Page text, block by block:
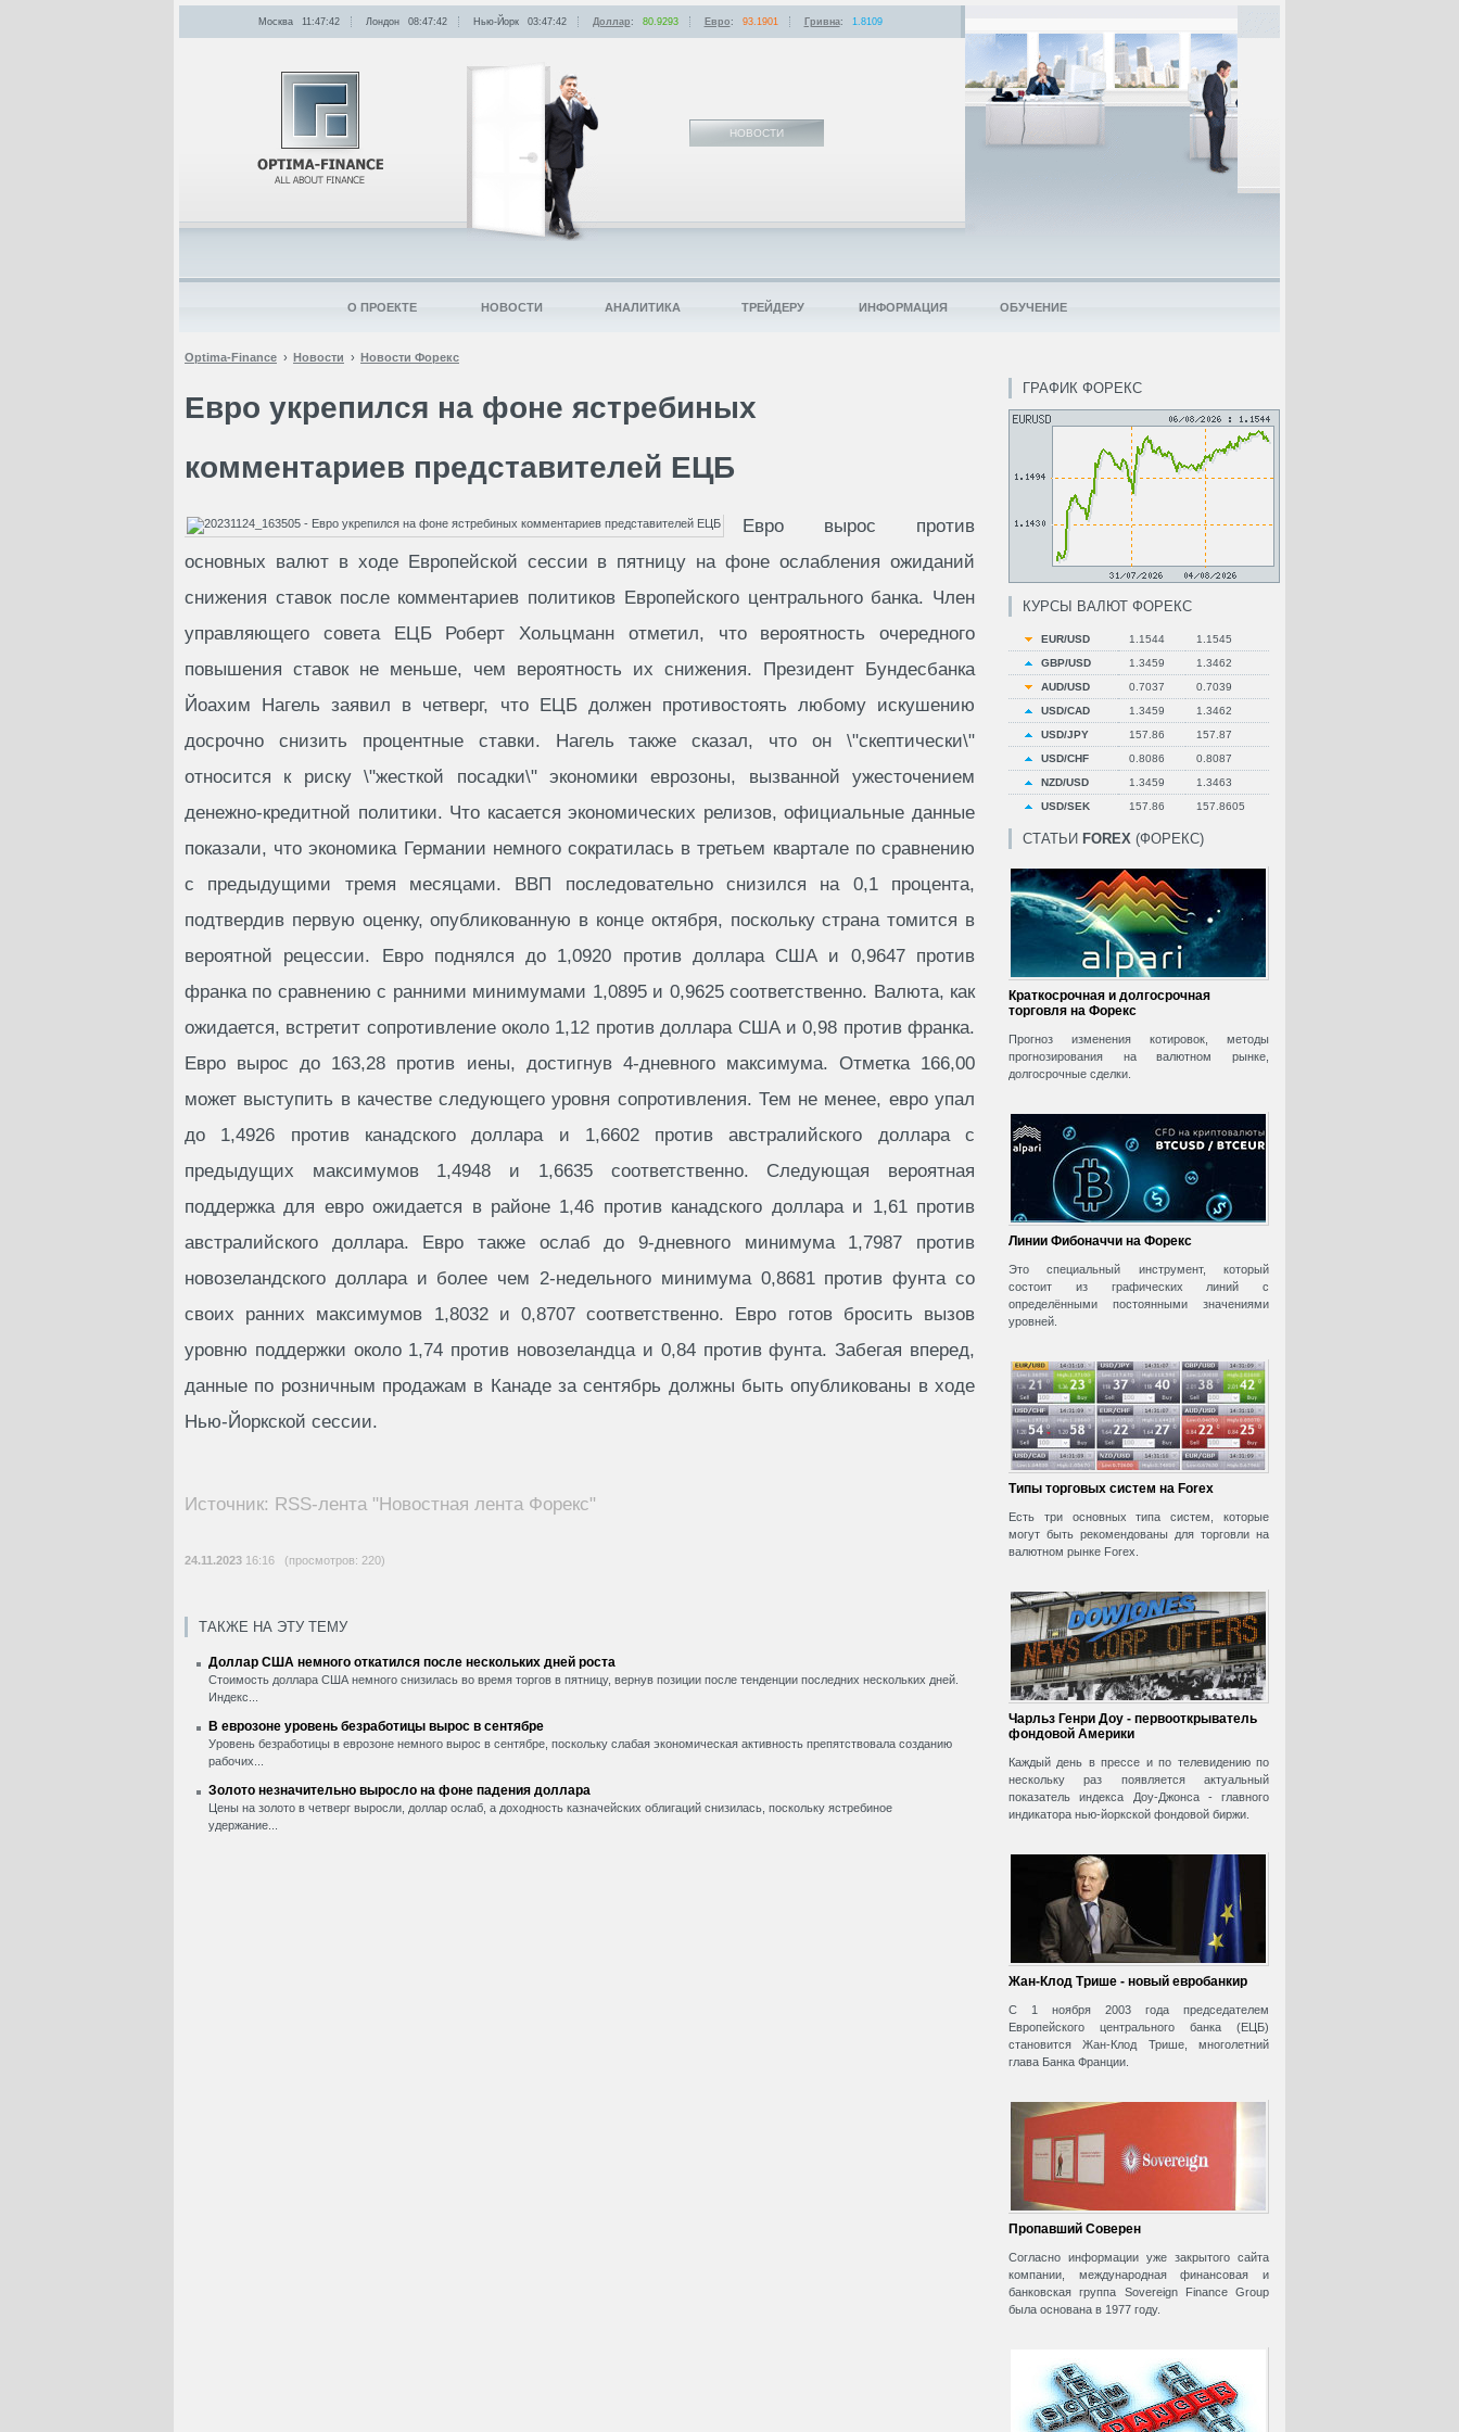
Optima-Finance Новости Новости Форекс
Евро укрепился на фоне ястребиных
комментариев представителей ЕЦБ
Евро вырос против
основных валют в ходе Европейской сессии в пятницу на фоне ослабления ожиданий
снижения ставок после комментариев политиков Европейского центрального банка. Член
управляющего совета ЕЦБ Роберт Хольцманн отметил, что вероятность очередного
повышения ставок не меньше, чем вероятность их снижения. Президент Бундесбанка
Йоахим Нагель заявил в четверг, что ЕЦБ должен противостоять любому искушению
досрочно снизить процентные ставки. Нагель также сказал, что он \"скептически\"
относится к риску \"жесткой посадки\" экономики еврозоны, вызванной ужесточением
денежно-кредитной политики. Что касается экономических релизов, официальные данные
показали, что экономика Германии немного сократилась в третьем квартале по сравнению
с предыдущими тремя месяцами. ВВП последовательно снизился на 0,1 процента,
подтвердив первую оценку, опубликованную в конце октября, поскольку страна томится в
вероятной рецессии. Евро поднялся до 1,0920 против доллара США и 0,9647 против
франка по сравнению с ранними минимумами 1,0895 и 0,9625 соответственно. Валюта, как
ожидается, встретит сопротивление около 1,12 против доллара США и 0,98 против франка.
Евро вырос до 163,28 против иены, достигнув 4-дневного максимума. Отметка 166,00
может выступить в качестве следующего уровня сопротивления. Тем не менее, евро упал
до 1,4926 против канадского доллара и 1,6602 против австралийского доллара с
предыдущих максимумов 1,4948 и 1,6635 соответственно. Следующая вероятная
поддержка для евро ожидается в районе 1,46 против канадского доллара и 1,61 против
австралийского доллара. Евро также ослаб до 9-дневного минимума 1,7987 против
новозеландского доллара и более чем 2-недельного минимума 0,8681 против фунта со
своих ранних максимумов 1,8032 и 0,8707 соответственно. Евро готов бросить вызов
уровню поддержки около 1,74 против новозеландца и 0,84 против фунта. Забегая вперед,
данные по розничным продажам в Канаде за сентябрь должны быть опубликованы в ходе
Нью-Йоркской сессии.
Источник: RSS-лента "Новостная лента Форекс"
24.11.2023 16:16 (просмотров: 220)
ТАКЖЕ НА ЭТУ ТЕМУ
Доллар США немного откатился после нескольких дней роста
Стоимость доллара США немного снизилась во время торгов в пятницу, вернув позиции после тенденции последних нескольких дней.
Индекс...
В еврозоне уровень безработицы вырос в сентябре
Уровень безработицы в еврозоне немного вырос в сентябре, поскольку слабая экономическая активность препятствовала созданию
рабочих...
Золото незначительно выросло на фоне падения доллара
Цены на золото в четверг выросли, доллар ослаб, а доходность казначейских облигаций снизилась, поскольку ястребиное
удержание...
ГРАФИК ФОРЕКС
КУРСЫ ВАЛЮТ ФОРЕКС
EUR/USD 1.1544
1.1545
GBP/USD
1.3459
1.3462
AUD/USD
0.7037
0.7039
USD/CAD
1.3459
1.3462
USD/JPY
157.86
157.87
USD/CHF
0.8086
0.8087
NZD/USD
1.3459
1.3463
USD/SEK
157.86 157.8605
СТАТЬИ FOREX (ФОРЕКС)
Краткосрочная и долгосрочная
торговля на Форекс
Прогноз изменения котировок, методы
прогнозирования на валютном рынке,
долгосрочные сделки.
Линии Фибоначчи на Форекс
Это специальный инструмент, который
состоит из графических линий с
определёнными постоянными значениями
уровней.
Типы торговых систем на Forex
Есть три основных типа систем, которые
могут быть рекомендованы для торговли на
валютном рынке Forex.
Чарльз Генри Доу - первооткрыватель
фондовой Америки
Каждый день в прессе и по телевидению по
нескольку раз появляется актуальный
показатель индекса Доу-Джонса - главного
индикатора нью-йоркской фондовой биржи.
Жан-Клод Трише - новый евробанкир
С 1 ноября 2003 года председателем
Европейского центрального банка (ЕЦБ)
становится Жан-Клод Трише, многолетний
глава Банка Франции.
Пропавший Соверен
Согласно информации уже закрытого сайта
компании, международная финансовая и
банковская группа Sovereign Finance Group
была основана в 1977 году.
НОВОСТИ
Москва 11:47:42 Лондон 08:47:42 Нью-Йорк 03:47:42 Доллар: 80.9293 Евро: 93.1901 Гривна: 1.8109
О ПРОЕКТЕ НОВОСТИ АНАЛИТИКА ТРЕЙДЕРУ ИНФОРМАЦИЯ ОБУЧЕНИЕ